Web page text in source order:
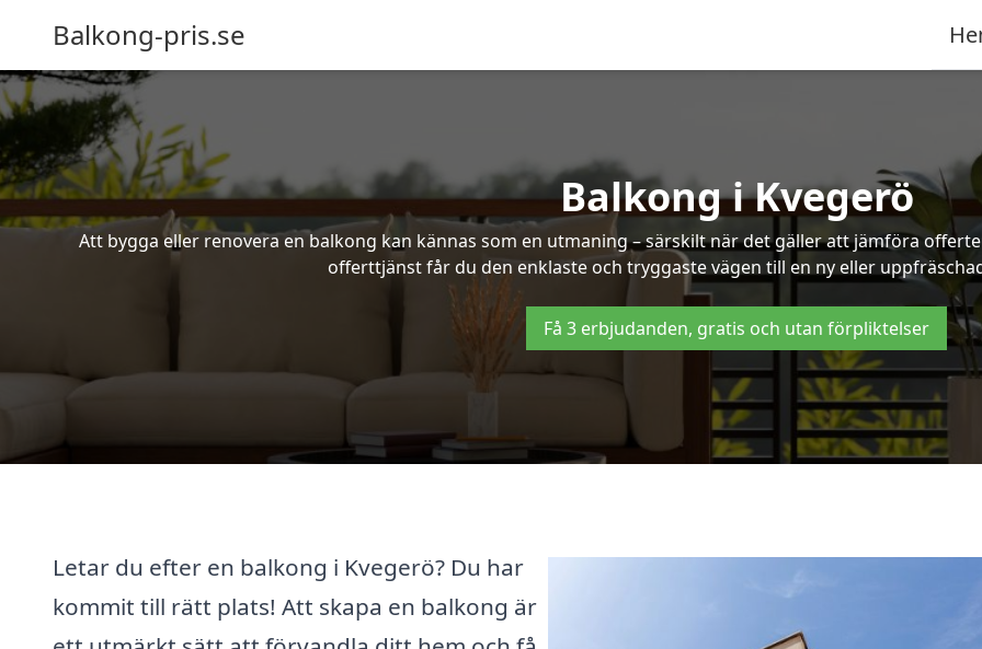
Balkong-pris.se
Balkong i Kvegerö
Att bygga eller renovera en balkong kan kännas som en utmaning – särskilt när det gäller att jämföra
offerttjänst får du den enklaste och tryggaste vägen till en ny eller
Få 3 erbjudanden, gratis och utan förpliktelser
Letar du efter en balkong i Kvegerö? Du har
kommit till rätt plats! Att skapa en balkong är